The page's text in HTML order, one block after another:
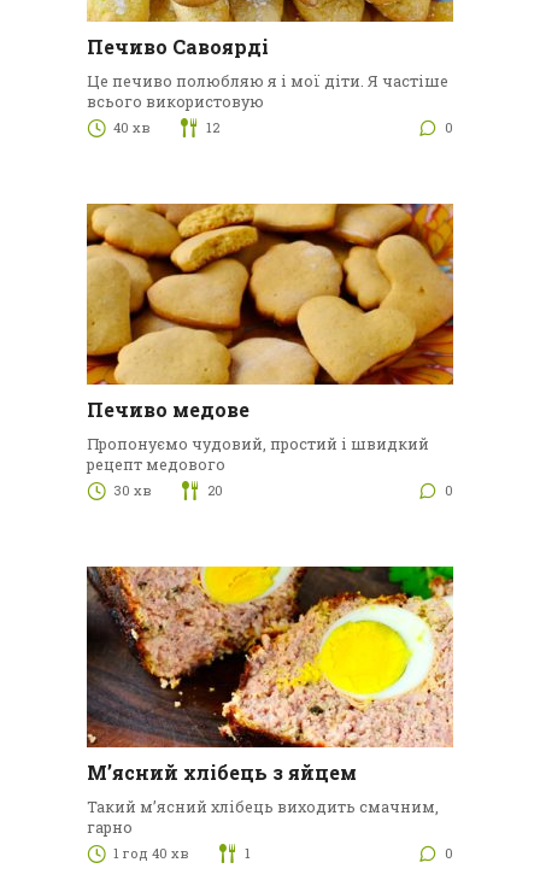
Печиво Савоярді
Це печиво полюбляю я і мої діти. Я частіше
всього використовую
40 хв 12 0
Печиво медове
Пропонуємо чудовий, простий і швидкий
рецепт медового
30 хв 20 0
М’ясний хлібець з яйцем
Такий м’ясний хлібець виходить смачним,
гарно
1 год 40 хв 1 0